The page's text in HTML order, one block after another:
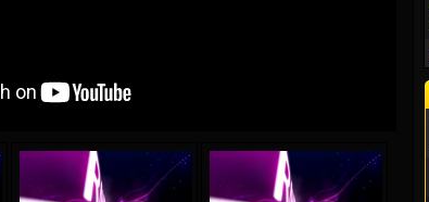
04 May
13 May
Renat JOSAN
24 July
Mihail COROTCOV